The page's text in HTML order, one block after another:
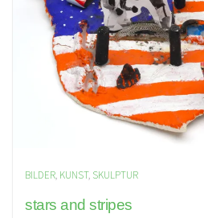
BILDER, KUNST, SKULPTUR
stars and stripes